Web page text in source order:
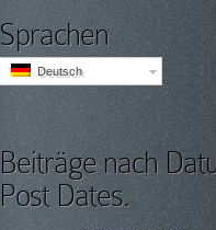
Sprachen
Deutsch
Beiträge nach
Post Dates.